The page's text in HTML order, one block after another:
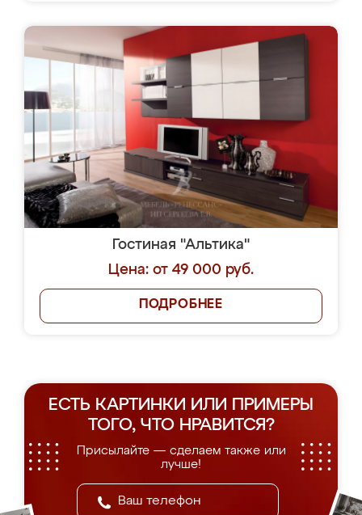
Гостиная "Альтика"
Цена: от 49 000 руб.
ПОДРОБНЕЕ
ЕСТЬ КАРТИНКИ ИЛИ ПРИМЕРЫ
ТОГО, ЧТО НРАВИТСЯ?
Присылайте — сделаем также или
лучше!